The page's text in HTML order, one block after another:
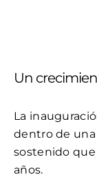
Un
La
dentro de
sostenido
años.